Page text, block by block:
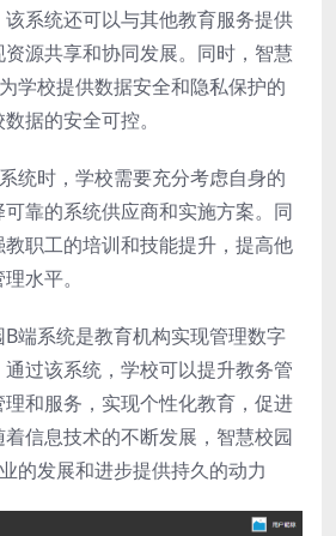
系统还可以与其他教育服务提供
源共享和协同发展。同时，智慧
学校提供数据安全和隐私保护的
据的安全可控。
统时，学校需要充分考虑自身的
靠的系统供应商和实施方案。同
职工的培训和技能提升，提高他
水平。
端系统是教育机构实现管理数字
过该系统，学校可以提升教务管
和服务，实现个性化教育，促进
信息技术的不断发展，智慧校园
的发展和进步提供持久的动力